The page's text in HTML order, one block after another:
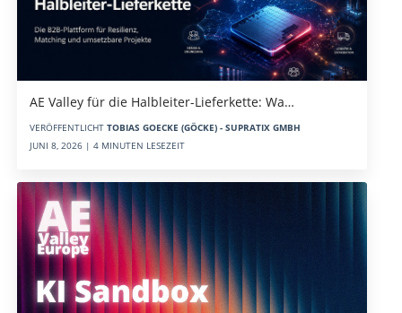
AE Valley für die Halbleiter-Lieferkette: Wa…
VERÖFFENTLICHT TOBIAS GOECKE (GÖCKE) - SUPRATIX GMBH
JUNI 8, 2026 | 4 MINUTEN LESEZEIT